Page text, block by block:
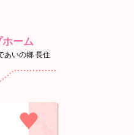
ホーム
あいの郷 長住